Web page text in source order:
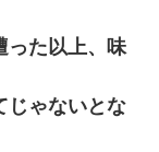
った以上、味
じゃないとな